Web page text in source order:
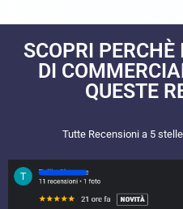
SCOPRI
DI
QUESTE
Tutte Recensioni a 5